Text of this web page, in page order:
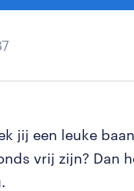
jij een leuke
vrij zijn? Dan